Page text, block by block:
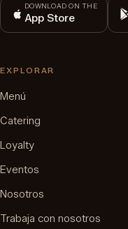
DOWNLOAD ON THE
App Store
EXPLORAR
Menú
Catering
Loyalty
Eventos
Nosotros
Trabaja con nosotros